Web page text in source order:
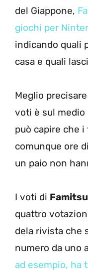
del Giappone,
giochi per
indicando quali
casa e quali
Meglio
voti è sul medio
può capire che
comunque ore
un paio non
I voti di Famitsu
quattro
dela rivista che
numero da uno
ad esempio, ha